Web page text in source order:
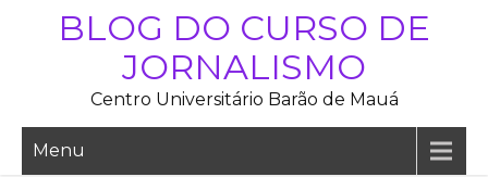
BLOG DO CURSO DE
JORNALISMO
Centro Universitário Barão de Mauá
Menu